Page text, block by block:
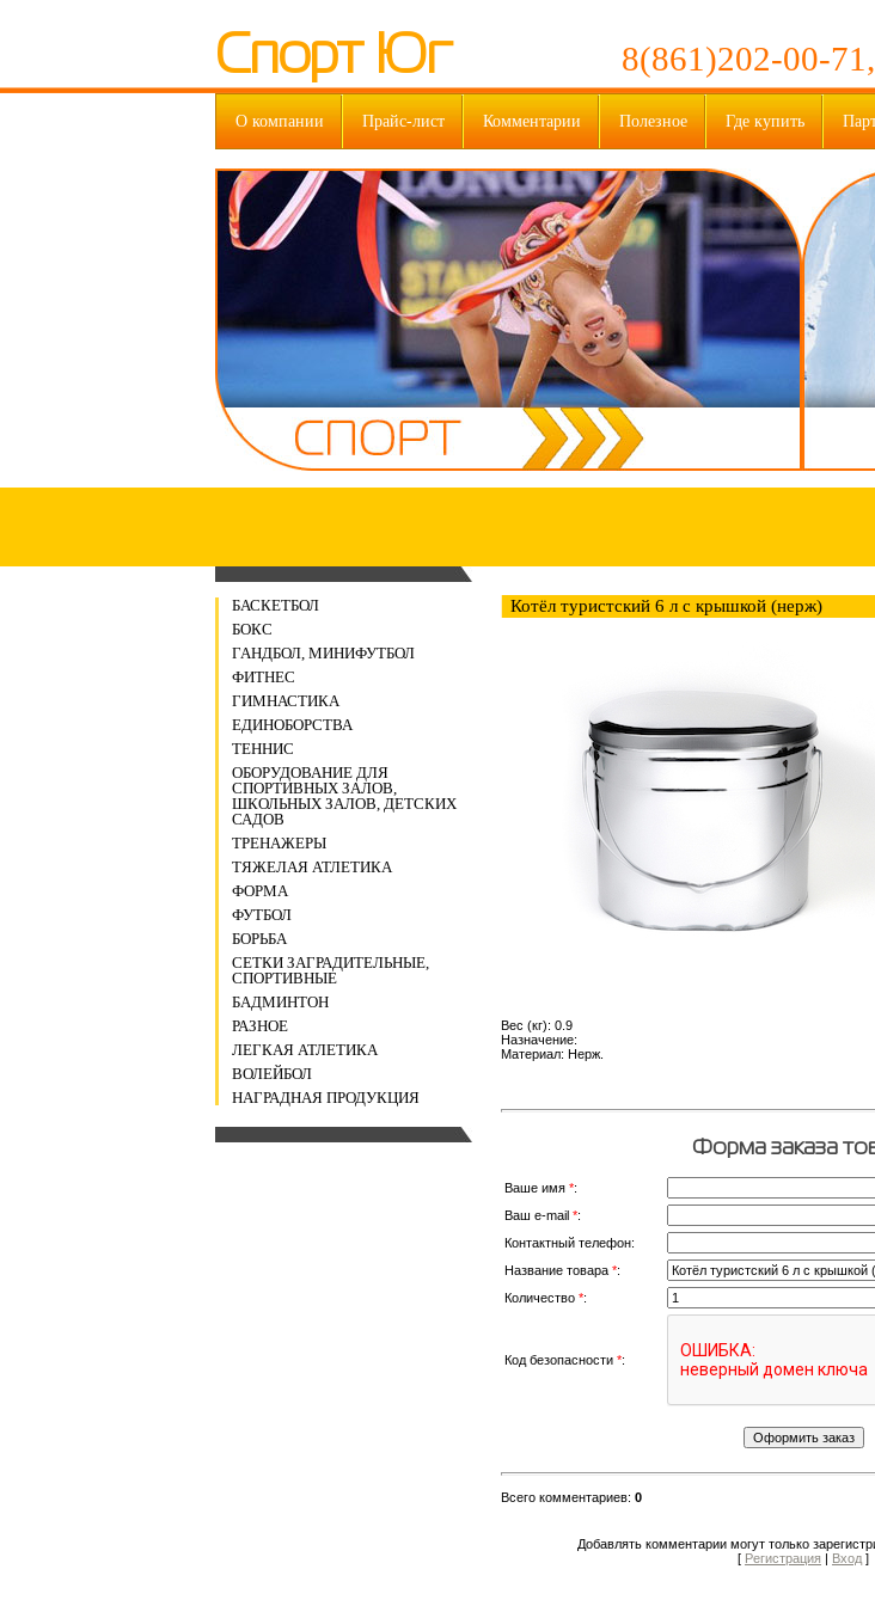
Спорт Юг 8(861)202-00-71,
О компании Прайс-лист Комментарии Полезное Где купить
БАСКЕТБОЛ
БОКС
ГАНДБОЛ, МИНИФУТБОЛ
ФИТНЕС
ГИМНАСТИКА
ЕДИНОБОРСТВА
ТЕННИС
ОБОРУДОВАНИЕ ДЛЯ
СПОРТИВНЫХ ЗАЛОВ,
ШКОЛЬНЫХ ЗАЛОВ, ДЕТСКИХ
САДОВ
ТРЕНАЖЕРЫ
ТЯЖЕЛАЯ АТЛЕТИКА
ФОРМА
ФУТБОЛ
БОРЬБА
СЕТКИ ЗАГРАДИТЕЛЬНЫЕ,
СПОРТИВНЫЕ
БАДМИНТОН
РАЗНОЕ
ЛЕГКАЯ АТЛЕТИКА
ВОЛЕЙБОЛ
НАГРАДНАЯ ПРОДУКЦИЯ
Котёл туристский 6 л с крышкой (нерж)
Вес (кг): 0.9
Назначение:
Материал: Нерж.
Форма заказа
Ваше имя *:
Ваш e-mail *:
Контактный телефон:
Название товара *:
Количество *:
Код безопасности *:
Всего комментариев: 0
Добавлять комментарии могут только
[ Регистрация | Вход ]